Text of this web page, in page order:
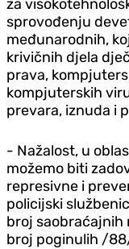
za
sprovođenju
međunarodnih,
krivičnih djela
prava,
kompjuterskih
prevara, iznuda i
- Nažalost, u
možemo biti
represivne i
policijski
broj saobraćajnih
broj poginulih /